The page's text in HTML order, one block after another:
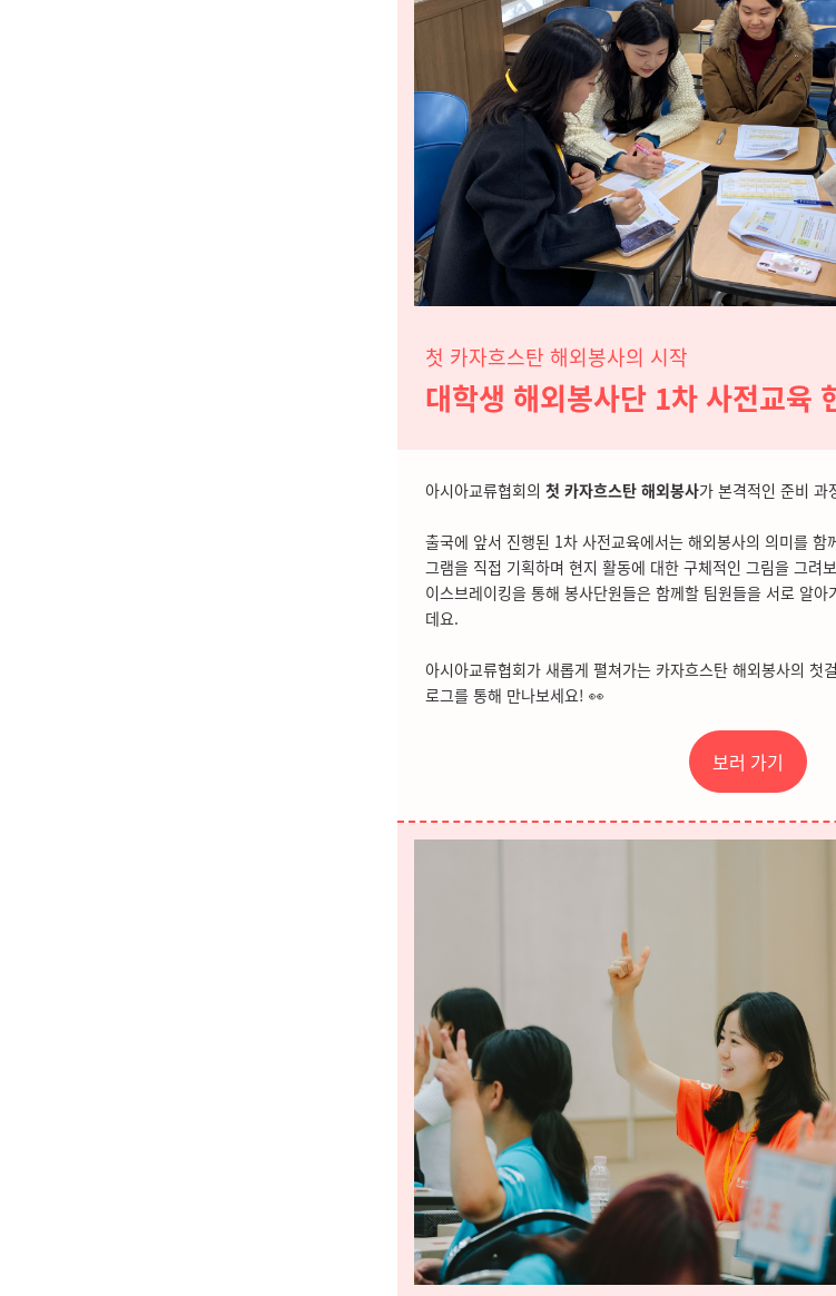
첫 카자흐스탄 해외봉사의 시작
대학생 해외봉사단 1차 사전교육
아시아교류협회의 첫 카자흐스탄 해외봉사가 본격적인 준비 과
출국에 앞서 진행된 1차 사전교육에서는 해외봉사의 의미를 함
그램을 직접 기획하며 현지 활동에 대한 구체적인 그림을 그려
이스브레이킹을 통해 봉사단원들은 함께할 팀원들을 서로 알
데요.
아시아교류협회가 새롭게 펼쳐가는 카자흐스탄 해외봉사의 첫
로그를 통해 만나보세요! 👀
보러 가기